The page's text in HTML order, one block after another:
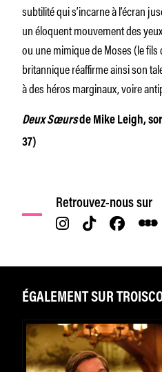
subtilité qui s’incarne à l’écran
un éloquent mouvement des
ou une mimique de Moses (le fils
britannique réaffirme ainsi son
à des héros marginaux, voire
Deux Sœursde Mike Leigh,
37)
Retrouvez-nous sur
ÉGALEMENT SUR